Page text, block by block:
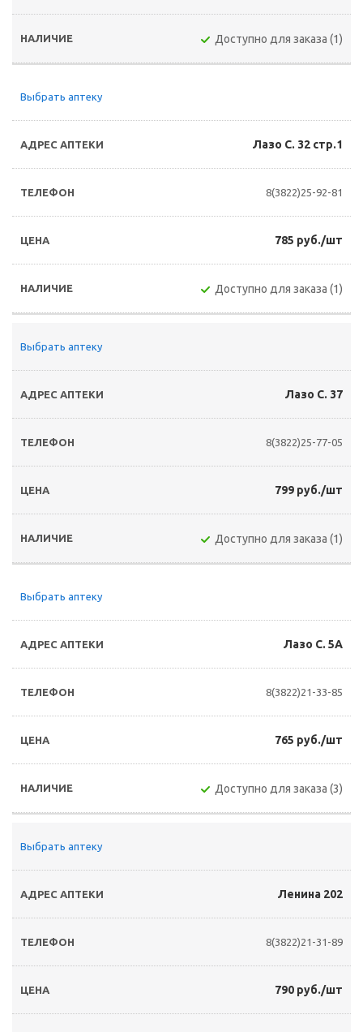
Доступно для заказа (1)
Выбрать аптеку
Лазо С. 32 стр.1
8(3822)25-92-81
785 руб./шт
Доступно для заказа (1)
Выбрать аптеку
Лазо С. 37
8(3822)25-77-05
799 руб./шт
Доступно для заказа (1)
Выбрать аптеку
Лазо С. 5А
8(3822)21-33-85
765 руб./шт
Доступно для заказа (3)
Выбрать аптеку
Ленина 202
8(3822)21-31-89
790 руб./шт